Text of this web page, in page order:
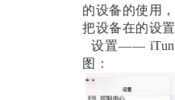
的设备的使用
把设备在的设
设置——
图：